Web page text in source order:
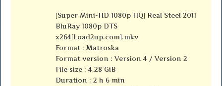
[Super Mini-HD 1080p HQ] Real Steel 2011
BluRay 1080p DTS
x264[Load2up.com].mkv
Format : Matroska
Format version : Version 4 / Version 2
File size : 4.28 GiB
Duration : 2 h 6 min